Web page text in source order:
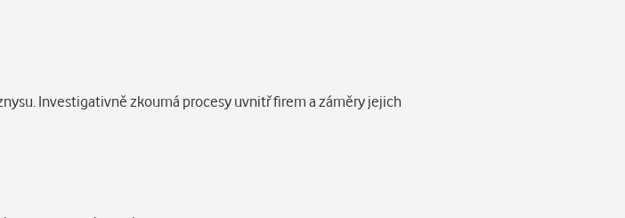
Investigativně zkoumá procesy uvnitř firem a záměry jejich